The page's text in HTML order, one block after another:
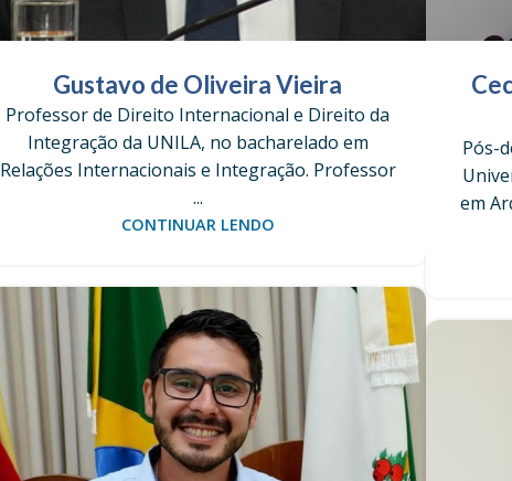
Gustavo de Oliveira Vieira
Professor de Direito Internacional e Direito da
Integração da UNILA, no bacharelado em
Relações Internacionais e Integração. Professor
...
CONTINUAR LENDO
Pós-
em